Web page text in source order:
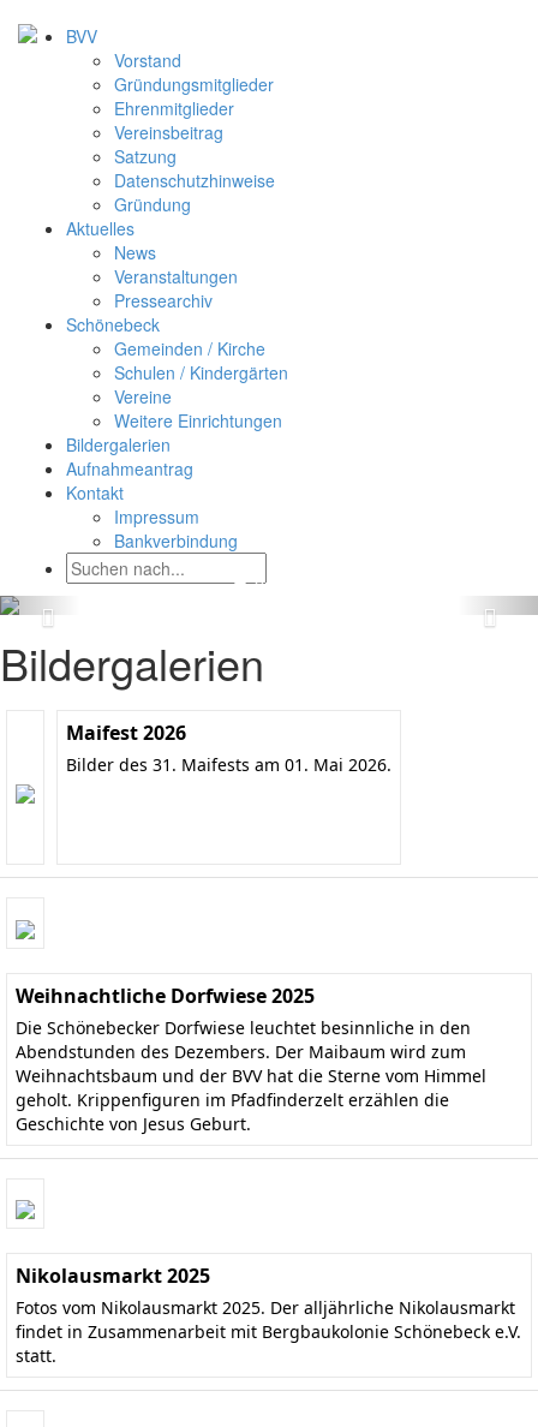
BVV
Vorstand
Gründungsmitglieder
Ehrenmitglieder
Vereinsbeitrag
Satzung
Datenschutzhinweise
Gründung
Aktuelles
News
Veranstaltungen
Pressearchiv
Schönebeck
Gemeinden / Kirche
Schulen / Kindergärten
Vereine
Weitere Einrichtungen
Bildergalerien
Aufnahmeantrag
Kontakt
Impressum
Bankverbindung
Bildergalerien
Maifest 2026
Bilder des 31. Maifests am 01. Mai 2026.
Weihnachtliche Dorfwiese 2025
Die Schönebecker Dorfwiese leuchtet besinnliche in den
Abendstunden des Dezembers. Der Maibaum wird zum
Weihnachtsbaum und der BVV hat die Sterne vom Himmel
geholt. Krippenfiguren im Pfadfinderzelt erzählen die
Geschichte von Jesus Geburt.
Nikolausmarkt 2025
Fotos vom Nikolausmarkt 2025. Der alljährliche Nikolausmarkt
findet in Zusammenarbeit mit Bergbaukolonie Schönebeck e.V.
statt.